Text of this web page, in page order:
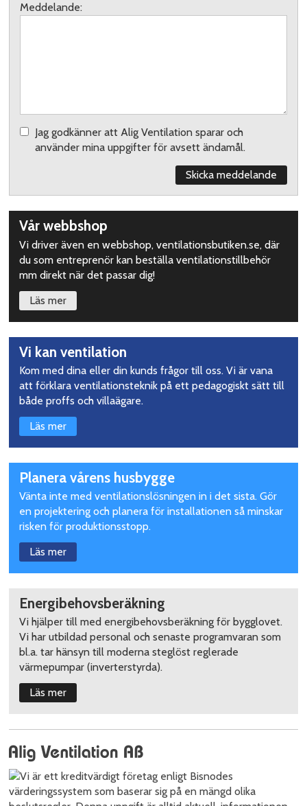
Meddelande:
Jag godkänner att Alig Ventilation sparar och
använder mina uppgifter för avsett ändamål.
Upptäck
mer
Vår webbshop
Vi driver även en webbshop, ventilationsbutiken.se, där
du som entreprenör kan beställa ventilationstillbehör
mm direkt när det passar dig!
Läs mer
Vi kan ventilation
Kom med dina eller din kunds frågor till oss. Vi är vana
att förklara ventilationsteknik på ett pedagogiskt sätt till
både proffs och villaägare.
Läs mer
Planera vårens husbygge
Vänta inte med ventilationslösningen in i det sista. Gör
en projektering och planera för installationen så minskar
risken för produktionsstopp.
Läs mer
Energibehovsberäkning
Vi hjälper till med energibehovsberäkning för bygglovet.
Vi har utbildad personal och senaste programvaran som
bl.a. tar hänsyn till moderna steglöst reglerade
värmepumpar (inverterstyrda).
Läs mer